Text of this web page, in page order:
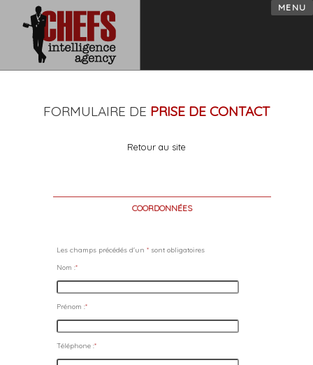
MENU
FORMULAIRE DE PRISE DE CONTACT
Retour au site
COORDONNÉES
Les champs précédés d'un * sont obligatoires
Nom :*
Prénom :*
Téléphone :*